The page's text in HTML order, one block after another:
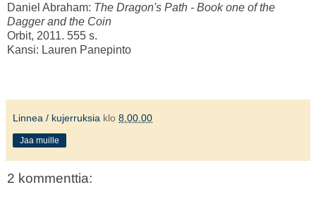
Daniel Abraham: The Dragon's Path - Book one of the
Dagger and the Coin
Orbit, 2011. 555 s.
Kansi: Lauren Panepinto
Linnea / kujerruksia klo 8.00.00
Jaa muille
2 kommenttia: